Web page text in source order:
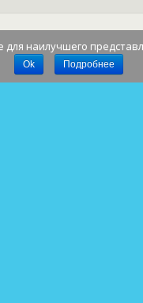
наилучшего
Ok Подробнее
Наверх